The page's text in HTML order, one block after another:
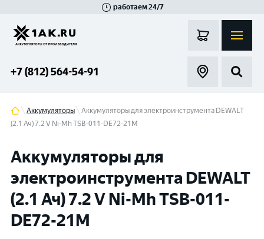
работаем 24/7
+7 (812) 564-54-91
Аккумуляторы
Аккумуляторы для электроинструмента DEWALT
(2.1 Ач) 7.2 V Ni-Mh TSB-011-DE72-21M
Аккумуляторы для
электроинструмента DEWALT
(2.1 Ач) 7.2 V Ni-Mh TSB-011-
DE72-21M
Гатчина